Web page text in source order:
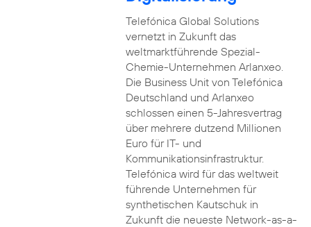
Telefónica Global Solutions
vernetzt in Zukunft das
weltmarktführende Spezial-
Chemie-Unternehmen Arlanxeo.
Die Business Unit von Telefónica
Deutschland und Arlanxeo
schlossen einen 5-Jahresvertrag
über mehrere dutzend Millionen
Euro für IT- und
Kommunikationsinfrastruktur.
Telefónica wird für das weltweit
führende Unternehmen für
synthetischen Kautschuk in
Zukunft die neueste Network-as-a-